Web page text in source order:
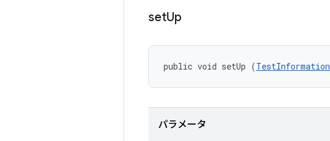
setUp
public void setUp (TestInformation
パラメータ